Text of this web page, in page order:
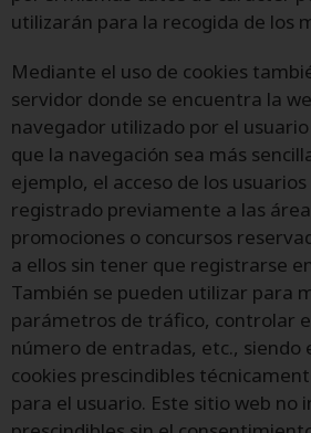
utilizarán para la recogida de los
Mediante el uso de cookies
servidor donde se encuentra la
navegador utilizado por el
que la navegación sea más
ejemplo, el acceso de los
registrado previamente a las
promociones o concursos
a ellos sin tener que registrarse
También se pueden utilizar para
parámetros de tráfico, controlar
número de entradas, etc., siendo
cookies prescindibles
para el usuario. Este sitio web no